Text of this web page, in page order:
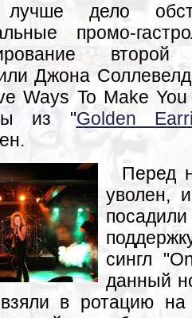
дело
промо-
Джона
Ways To Make
из "Golden
Перед
уволен,
сингл
данный
в ротацию на